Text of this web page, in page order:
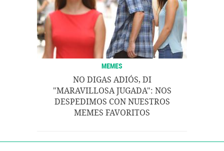
MEMES
NO DIGAS ADIÓS, DI
"MARAVILLOSA JUGADA": NOS
DESPEDIMOS CON NUESTROS
MEMES FAVORITOS